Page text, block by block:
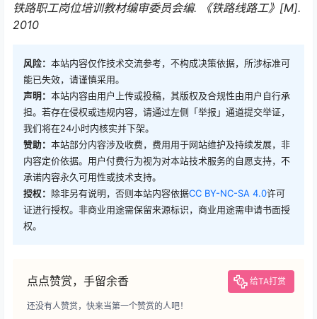
铁路职工岗位培训教材编审委员会编. 《铁路线路工》[M].
2010
风险： 本站内容仅作技术交流参考，不构成决策依据，所涉标准可
能已失效，请谨慎采用。
声明： 本站内容由用户上传或投稿，其版权及合规性由用户自行承
担。若存在侵权或违规内容，请通过左侧「举报」通道提交举证，
我们将在24小时内核实并下架。
赞助： 本站部分内容涉及收费，费用用于网站维护及持续发展，非
内容定价依据。用户付费行为视为对本站技术服务的自愿支持，不
承诺内容永久可用性或技术支持。
授权： 除非另有说明，否则本站内容依据CC BY-NC-SA 4.0许可
证进行授权。非商业用途需保留来源标识，商业用途需申请书面授
权。
点点赞赏，手留余香 给TA打赏
还没有人赞赏，快来当第一个赞赏的人吧！